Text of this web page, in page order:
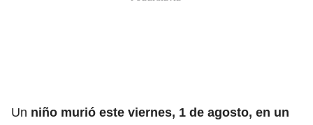
Un niño murió este viernes, 1 de agosto, en un